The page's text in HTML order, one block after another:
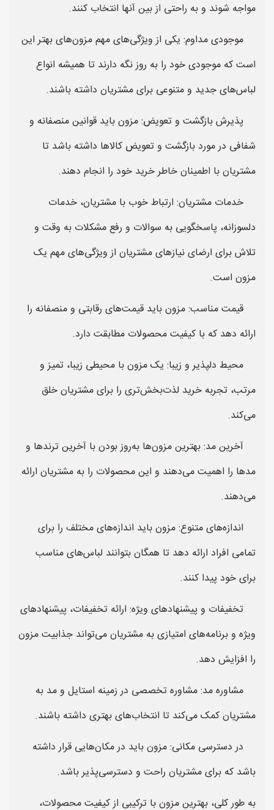
مواجه شوند و به راحتی از بین آنها انتخاب کنند.
موجودی مداوم: یکی از ویژگی‌های مهم مزون‌های بهتر این
است که موجودی خود را به روز نگه دارند تا همیشه انواع
لباس‌های جدید و متنوعی برای مشتریان داشته باشند.
پذیرش بازگشت و تعویض: مزون باید قوانین منصفانه و
شفافی در مورد بازگشت و تعویض کالاها داشته باشد تا
مشتریان با اطمینان خاطر خرید خود را انجام دهند.
خدمات مشتریان: ارتباط خوب با مشتریان، خدمات
دلسوزانه، پاسخگویی به سوالات و رفع مشکلات به وقت و
تلاش برای ارضای نیازهای مشتریان از ویژگی‌های مهم یک
مزون است.
قیمت مناسب: مزون باید قیمت‌های رقابتی و منصفانه را
ارائه دهد که با کیفیت محصولات مطابقت دارد.
محیط دلپذیر و زیبا: یک مزون با محیطی زیبا، تمیز و
مرتب، تجربه خرید لذت‌بخش‌تری را برای مشتریان خلق
می‌کند.
آخرین مد: بهترین مزون‌ها به‌روز بودن با آخرین ترندها و
مد‌ها را اهمیت می‌دهند و این محصولات را به مشتریان ارائه
می‌دهند.
اندازه‌های متنوع: مزون باید اندازه‌های مختلف را برای
تمامی افراد ارائه دهد تا همگان بتوانند لباس‌های مناسب
برای خود پیدا کنند.
تخفیفات و پیشنهادهای ویژه: ارائه تخفیفات، پیشنهادهای
ویژه و برنامه‌های امتیازی به مشتریان می‌تواند جذابیت مزون
را افزایش دهد.
مشاوره مد: مشاوره تخصصی در زمینه استایل و مد به
مشتریان کمک می‌کند تا انتخاب‌های بهتری داشته باشند.
در دسترسی مکانی: مزون باید در مکان‌هایی قرار داشته
باشد که برای مشتریان راحت و دسترسی‌پذیر باشد.
به طور کلی، بهترین مزون با ترکیبی از کیفیت محصولات،